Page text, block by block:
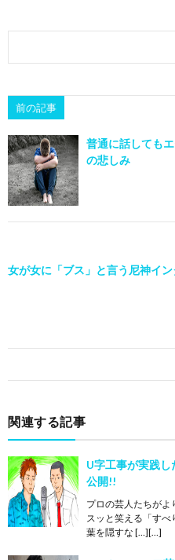
前の記事
普通に話しても
の悲しみ
女が女に「ブス」と言う尼神イ
関連する記事
U字工事が実践
公開!!
プロの芸人たちが
スッと笑える「す
葉を隠すな […][…]